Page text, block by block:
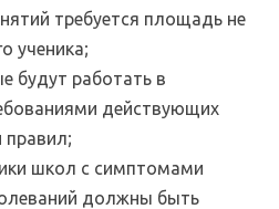
требуется площадь не
ученика;
будут работать в
действующих
правил;
школ с симптомами
должны быть